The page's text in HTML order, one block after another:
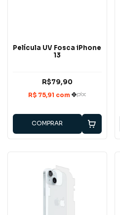
Película UV Fosca iPhone
13
R$79,90
COMPRAR